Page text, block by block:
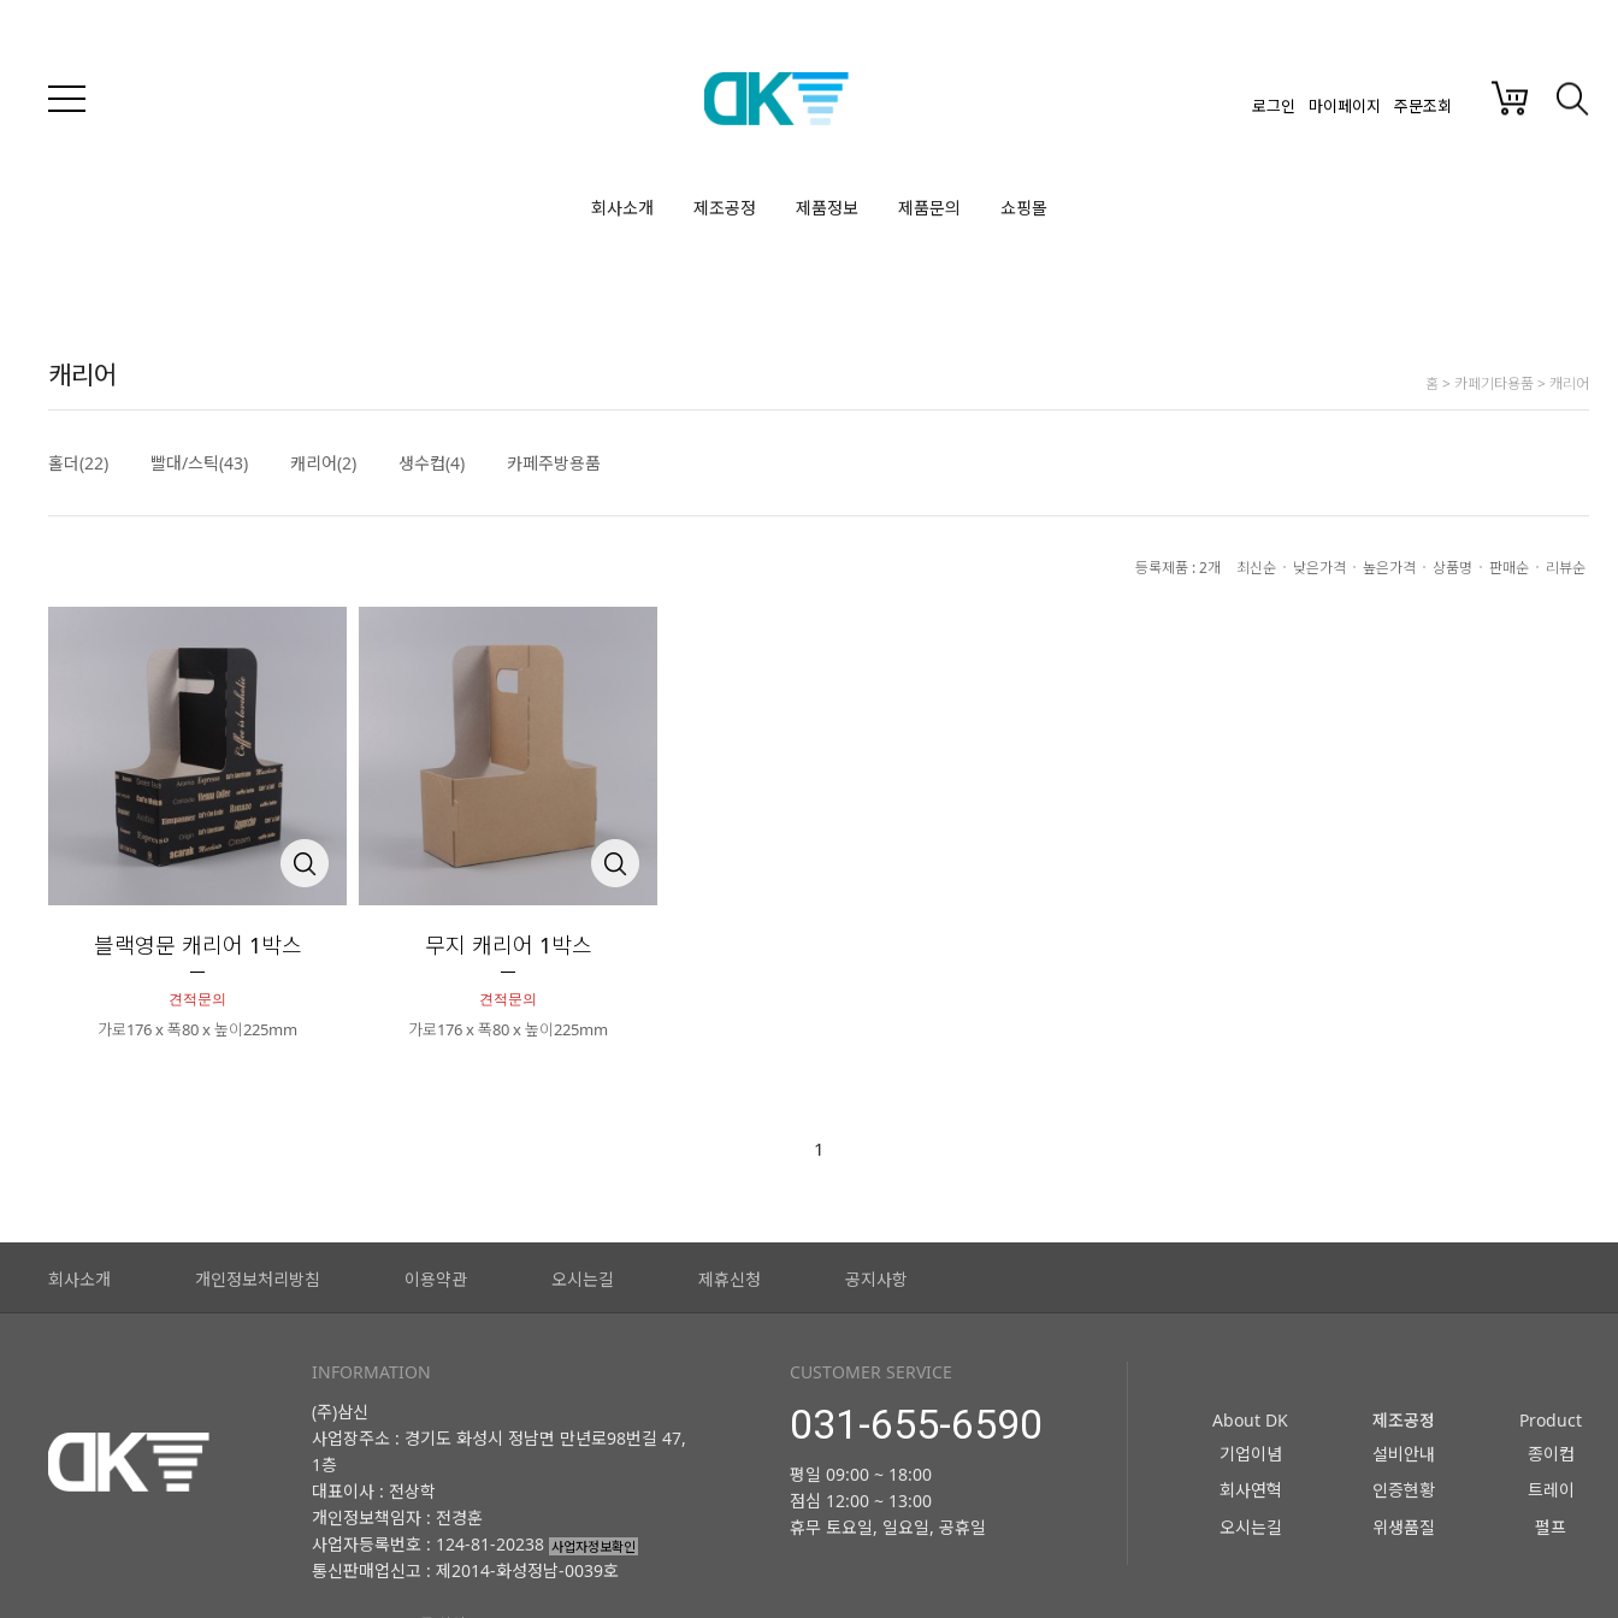
로그인 마이페이지 주문조회
회사소개 제조공정 제품정보 제품문의 쇼핑몰
캐리어 홈 > 카페기타용품> 캐리어
홀더(22) 빨대/스틱(43) 캐리어(2) 생수컵(4) 카페주방용품
등록제품 : 2개 최신순 낮은가격 높은가격 상품명 판매순 리뷰순
블랙영문 캐리어 1박스
견적문의
가로176 x 폭80 x 높이225mm
무지 캐리어 1박스
견적문의
가로176 x 폭80 x 높이225mm
1
회사소개 개인정보처리방침 이용약관 오시는길 제휴신청 공지사항
INFORMATION
(주)삼신
사업장주소 : 경기도 화성시 정남면 만년로98번길 47,
1층
대표이사 : 전상학
개인정보책임자 : 전경훈
사업자등록번호 : 124-81-20238 사업자정보확인
통신판매업신고 : 제2014-화성정남-0039호
CUSTOMER SERVICE
031-655-6590
평일 09:00 ~ 18:00
점심 12:00 ~ 13:00
휴무 토요일, 일요일, 공휴일
About DK
기업이념
회사연혁
오시는길
제조공정
설비안내
인증현황
위생품질
Product
종이컵
트레이
펄프